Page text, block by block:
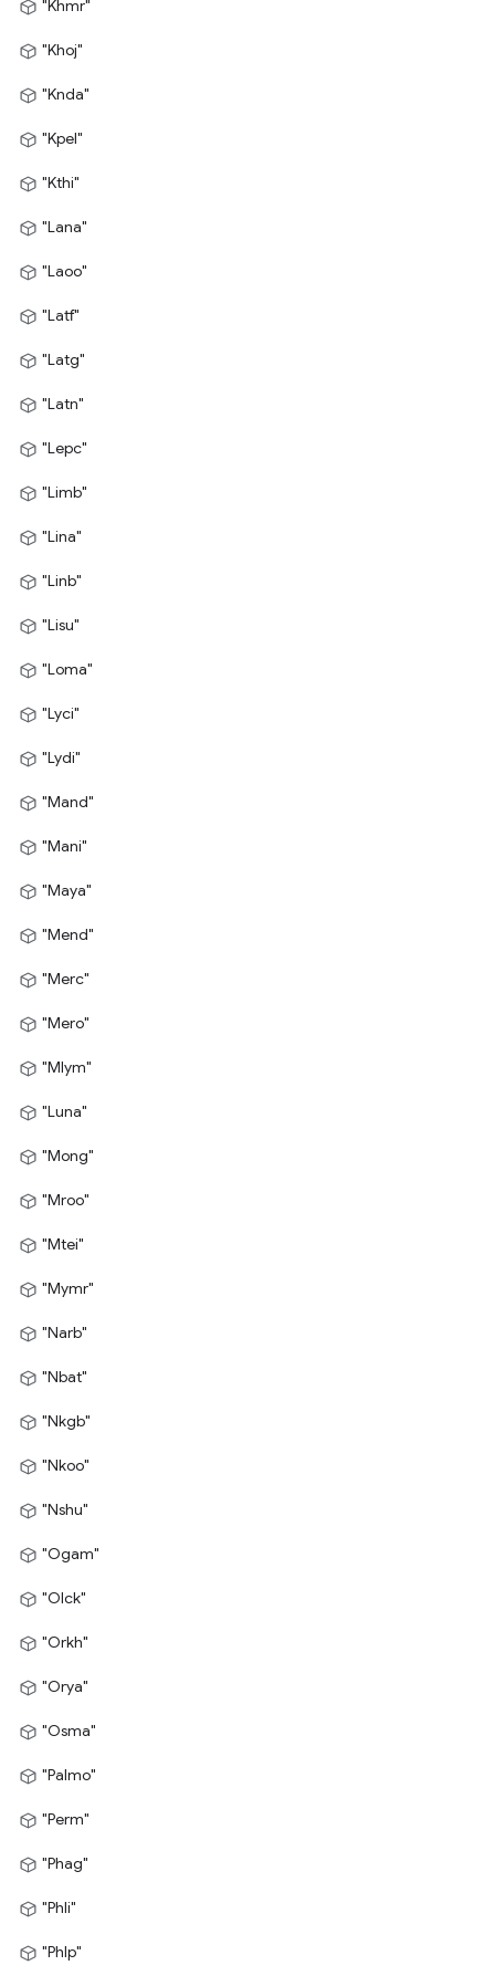
"Khmr"
"Khoj"
"Knda"
"Kpel"
"Kthi"
"Lana"
"Laoo"
"Latf"
"Latg"
"Latn"
"Lepc"
"Limb"
"Lina"
"Linb"
"Lisu"
"Loma"
"Lyci"
"Lydi"
"Mand"
"Mani"
"Maya"
"Mend"
"Merc"
"Mero"
"Mlym"
"Luna"
"Mong"
"Mroo"
"Mtei"
"Mymr"
"Narb"
"Nbat"
"Nkgb"
"Nkoo"
"Nshu"
"Ogam"
"Olck"
"Orkh"
"Orya"
"Osma"
"Palmo"
"Perm"
"Phag"
"Phli"
"Phlp"